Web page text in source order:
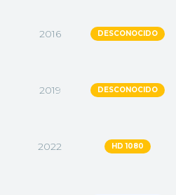
2016 DESCONOCIDO
2019 DESCONOCIDO
2022 HD 1080